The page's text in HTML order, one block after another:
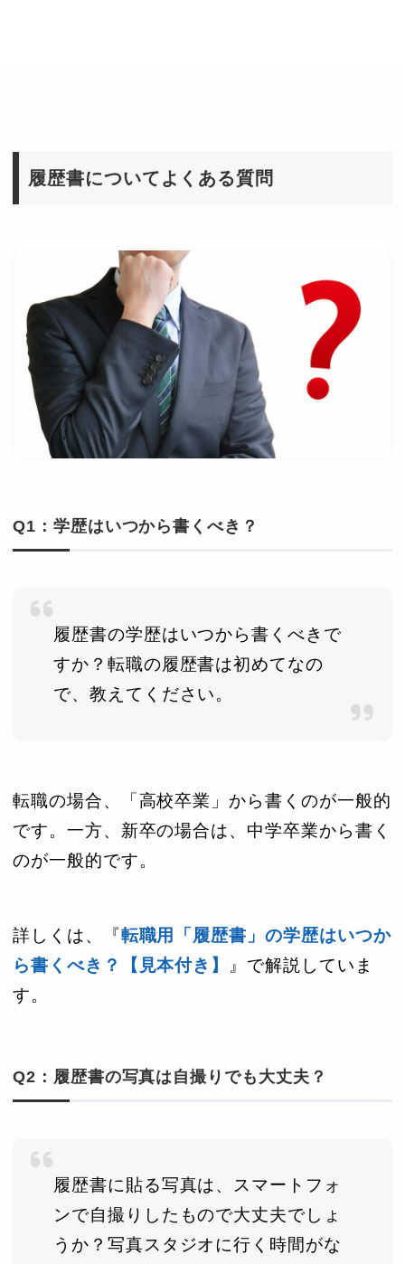
履歴書についてよくある質問
Q1：学歴はいつから書くべき？
履歴書の学歴はいつから書くべきで
すか？転職の履歴書は初めてなの
で、教えてください。
転職の場合、「高校卒業」から書くのが一般的
です。一方、新卒の場合は、中学卒業から書く
のが一般的です。
詳しくは、『転職用「履歴書」の学歴はいつか
ら書くべき？【見本付き】
』で解説していま
す。
Q2：履歴書の写真は自撮りでも大丈夫？
履歴書に貼る写真は、スマートフォ
ンで自撮りしたもので大丈夫でしょ
うか？写真スタジオに行く時間がな